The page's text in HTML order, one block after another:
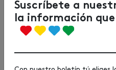
Suscríbete a
la información